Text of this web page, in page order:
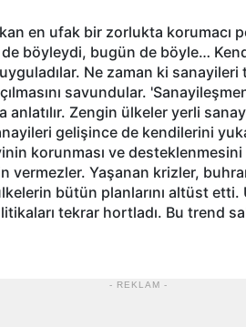
en ufak bir zorlukta korumacı
de böyleydi, bugün de böyle…
Ne zaman ki
savundular.
Zengin ülkeler yerli
gelişince de kendilerini
korunması ve desteklenmesini
vermezler. Yaşanan krizler,
bütün planlarını altüst etti.
tekrar hortladı. Bu trend
- REKLAM -